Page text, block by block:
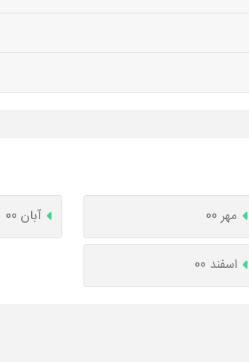
مهر 00 آبان 00
اسفند 00